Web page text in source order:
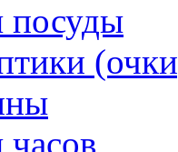
посуды